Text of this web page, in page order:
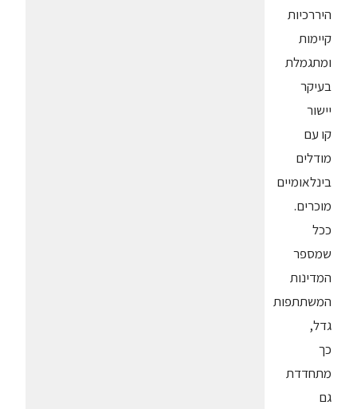
היררכיות
קיימות
ומתגמלת
בעיקר
יישור
קו עם
מודלים
בינלאומיים
מוכרים.
ככל
שמספר
המדינות
המשתתפות
גדל,
כך
מתחדדת
גם